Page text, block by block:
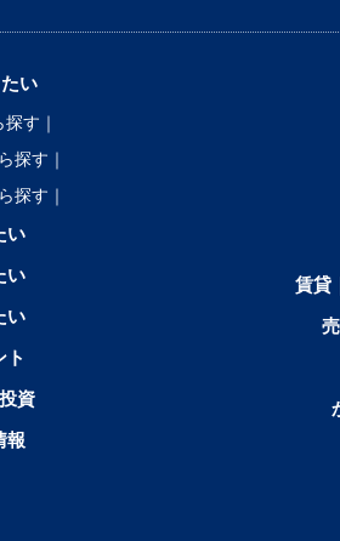
い
探す｜
探す｜
探す｜
い
い
い
ト
資
報
賃貸